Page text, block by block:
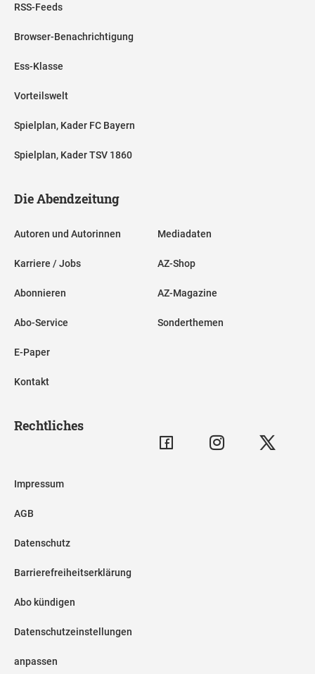
RSS-Feeds
Browser-Benachrichtigung
Ess-Klasse
Vorteilswelt
Spielplan, Kader FC Bayern
Spielplan, Kader TSV 1860
Die Abendzeitung
Autoren und Autorinnen
Karriere / Jobs
Abonnieren
Abo-Service
E-Paper
Kontakt
Mediadaten
AZ-Shop
AZ-Magazine
Sonderthemen
Rechtliches
Impressum
AGB
Datenschutz
Barrierefreiheitserklärung
Abo kündigen
Datenschutzeinstellungen
anpassen